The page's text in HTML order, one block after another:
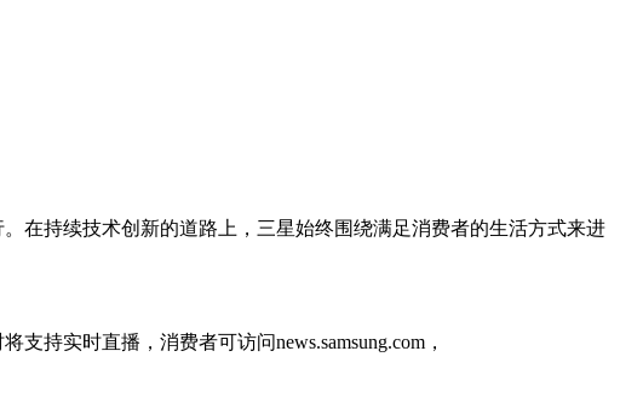
在持续技术创新的道路上，三星始终围绕满足消费者的生活方式来进
持实时直播，消费者可访问news.samsung.com，